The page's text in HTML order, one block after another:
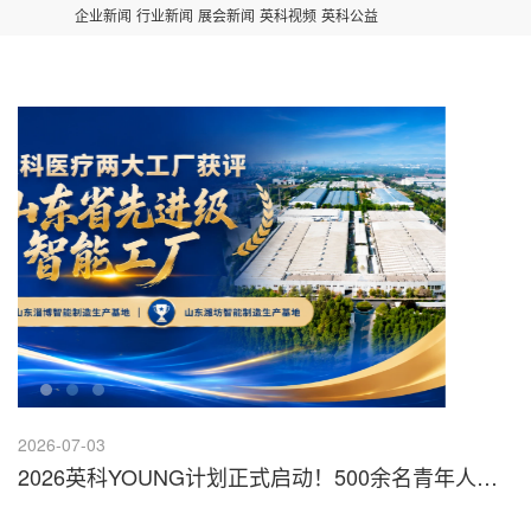
企业新闻 行业新闻 展会新闻 英科视频 英科公益
2026-07-03
2026英科YOUNG计划正式启动！500余名青年人才